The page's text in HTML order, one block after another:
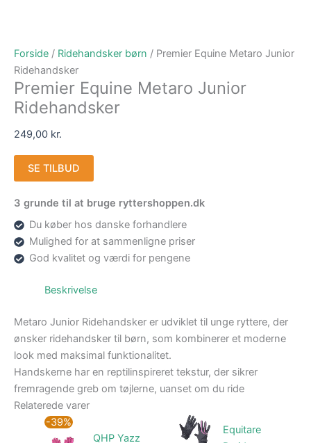
Forside / Ridehandsker børn / Premier Equine Metaro Junior
Ridehandsker
Premier Equine Metaro Junior
Ridehandsker
249,00 kr.
SE TILBUD
3 grunde til at bruge ryttershoppen.dk
Du køber hos danske forhandlere
Mulighed for at sammenligne priser
God kvalitet og værdi for pengene
Beskrivelse
Metaro Junior Ridehandsker er udviklet til unge ryttere, der
ønsker ridehandsker til børn, som kombinerer et moderne
look med maksimal funktionalitet.
Handskerne har en reptilinspireret tekstur, der sikrer
fremragende greb om tøjlerne, uanset om du ride
Relaterede varer
-39%
QHP Yazz
Equitare